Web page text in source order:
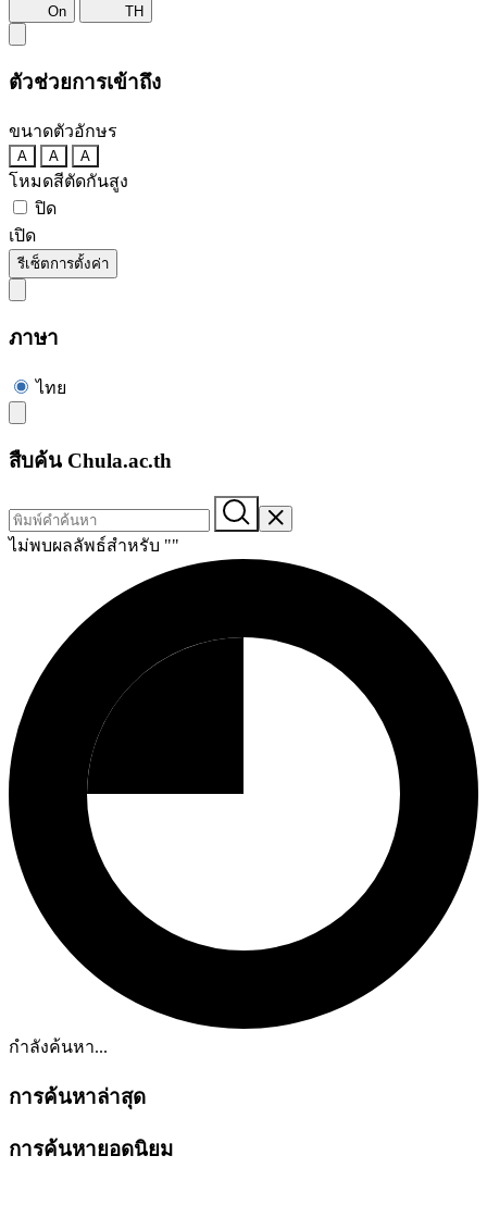
On TH
ตัวช่วยการเข้าถึง
ขนาดตัวอักษร
A A A
โหมดสีตัดกันสูง
ปิด
เปิด
รีเซ็ตการตั้งค่า
ภาษา
ไทย
สืบค้น Chula.ac.th
ไม่พบผลลัพธ์สำหรับ ""
กำลังค้นหา...
การค้นหาล่าสุด
การค้นหายอดนิยม